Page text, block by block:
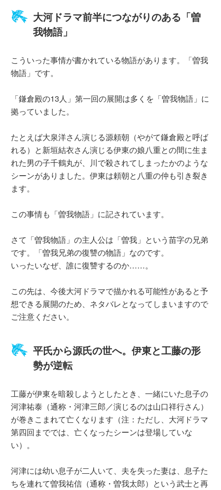
大河ドラマ前半につながりのある「曽
我物語」
こういった事情が書かれている物語があります。「曽我
物語」です。
「鎌倉殿の13人」第一回の展開は多くを「曽我物語」に
拠っていました。
たとえば大泉洋さん演じる源頼朝（やがて鎌倉殿と呼ば
れる）と新垣結衣さん演じる伊東の娘八重との間に生ま
れた男の子千鶴丸が、川で殺されてしまったかのような
シーンがありました。伊東は頼朝と八重の仲も引き裂き
ます。
この事情も「曽我物語」に記されています。
さて「曽我物語」の主人公は「曽我」という苗字の兄弟
です。「曽我兄弟の復讐の物語」なのです。
いったいなぜ、誰に復讐するのか……。
この先は、今後大河ドラマで描かれる可能性があると予
想できる展開のため、ネタバレとなってしまいますので
ご注意ください。
平氏から源氏の世へ。伊東と工藤の形
勢が逆転
工藤が伊東を暗殺しようとしたとき、一緒にいた息子の
河津祐泰（通称・河津三郎／演じるのは山口祥行さん）
が巻きこまれて亡くなります（注：ただし、大河ドラマ
第四回まででは、亡くなったシーンは登場していな
い）。
河津には幼い息子が二人いて、夫を失った妻は、息子た
ちを連れて曽我祐信（通称・曽我太郎）という武士と再